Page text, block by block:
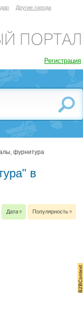
Другие города
Регистрация
фурнитура
в
Дата Популярность